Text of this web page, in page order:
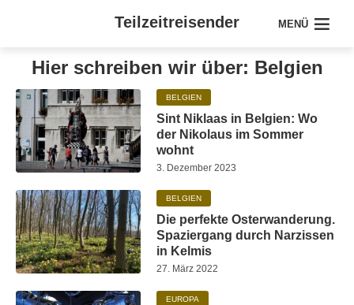
Teilzeitreisender MENÜ
Hier schreiben wir über: Belgien
BELGIEN
Sint Niklaas in Belgien: Wo
der Nikolaus im Sommer
wohnt
3. Dezember 2023
BELGIEN
Die perfekte Osterwanderung.
Spaziergang durch Narzissen
in Kelmis
27. März 2022
EUROPA